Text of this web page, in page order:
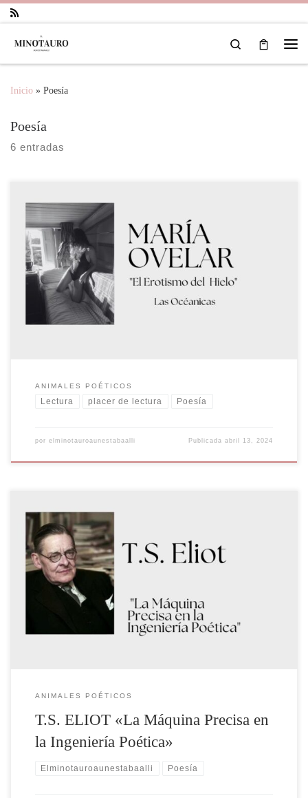
Saltar al contenido
Search
Inicio » Poesía
Poesía
6 entradas
El Erotismo del hielo en la poesía de María Ovelar Las Oceánicas
«Cuando quedas atrapado en la destrucción, debes abrir una puerta a
la creación.» Anaïs Nin La primera vez que escuché a María recitar
supe que estaba en presencia de una gran poeta, su activismo feminista
que es en […]
ANIMALES POÉTICOS
Lectura placer de lectura Poesía
por elminotauroaunestabaalli Publicadaabril 13, 2024
La Maestría de la Precisión en la Poesía Thomas Stearns Eliot,
conocido universalmente como T.S. Eliot, es uno de los poetas más
influyentes del siglo XX. Su obra, caracterizada por su profunda
reflexión sobre la condición humana y su experimentación con la
forma poética, destaca especialmente por su precisión en […]
ANIMALES POÉTICOS
T.S. ELIOT «La Máquina Precisa en
la Ingeniería Poética»
Elminotauroaunestabaalli Poesía